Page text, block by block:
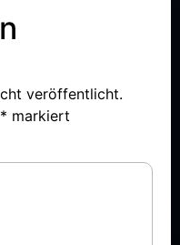
veröffentlicht.
* markiert